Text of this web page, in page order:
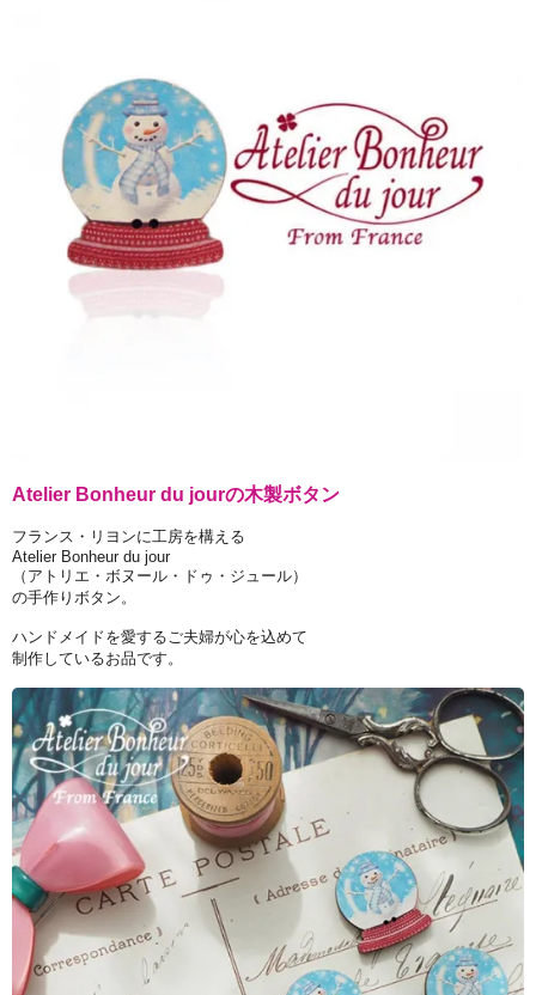
Atelier Bonheur du jourの木製ボタン
フランス・リヨンに工房を構える
Atelier Bonheur du jour
（アトリエ・ボヌール・ドゥ・ジュール）
の手作りボタン。
ハンドメイドを愛するご夫婦が心を込めて
制作しているお品です。